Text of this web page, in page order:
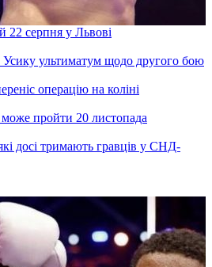
22 серпня у Львові
Усику ультиматум щодо другого бою
операцію на коліні
пройти 20 листопада
досі тримають гравців у СНД-